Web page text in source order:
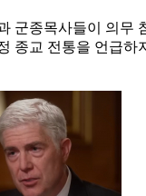
군종목사들이 의무
종교 전통을 언급하